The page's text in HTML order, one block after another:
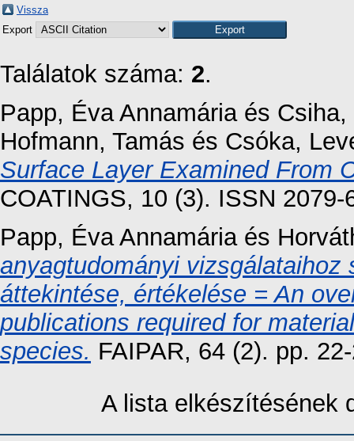
Vissza
Export
Találatok száma: 2.
Papp, Éva Annamáriaés Csiha,
Hofmann, Tamás és Csóka,
Surface Layer Examined From
COATINGS, 10 (3). ISSN 2079-
Papp, Éva Annamáriaés
anyagtudományi
áttekintése, értékelése = An
publications required for
species. FAIPAR, 64 (2). pp.
A lista elkészítésének